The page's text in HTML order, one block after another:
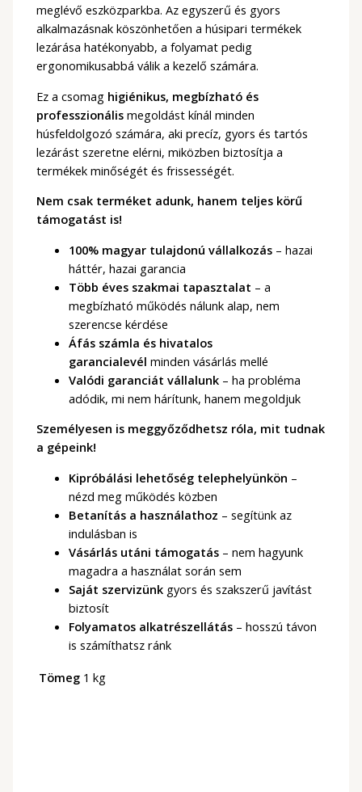
meglévő eszközparkba. Az egyszerű és gyors
alkalmazásnak köszönhetően a húsipari termékek
lezárása hatékonyabb, a folyamat pedig
ergonomikusabbá válik a kezelő számára.
Ez a csomag higiénikus, megbízható és
professzionális megoldást kínál minden
húsfeldolgozó számára, aki precíz, gyors és tartós
lezárást szeretne elérni, miközben biztosítja a
termékek minőségét és frissességét.
Nem csak terméket adunk, hanem teljes körű
támogatást is!
100% magyar tulajdonú vállalkozás – hazai
háttér, hazai garancia
Több éves szakmai tapasztalat – a
megbízható működés nálunk alap, nem
szerencse kérdése
Áfás számla és hivatalos
garancialevél minden vásárlás mellé
Valódi garanciát vállalunk – ha probléma
adódik, mi nem hárítunk, hanem megoldjuk
Személyesen is meggyőződhetsz róla, mit tudnak
a gépeink!
Kipróbálási lehetőség telephelyünkön –
nézd meg működés közben
Betanítás a használathoz – segítünk az
indulásban is
Vásárlás utáni támogatás – nem hagyunk
magadra a használat során sem
Saját szervizünk gyors és szakszerű javítást
biztosít
Folyamatos alkatrészellátás – hosszú távon
is számíthatsz ránk
Tömeg 1 kg